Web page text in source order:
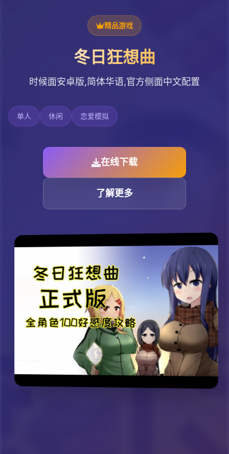
精品游戏
冬日狂想曲
时候面安卓版,简体华语,官方侧面中文配置
单人 休闲 恋爱模拟
在线下载
了解更多